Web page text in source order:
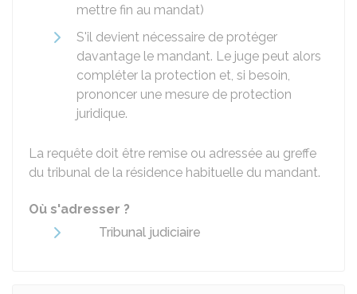
mettre fin au mandat)
S'il devient nécessaire de protéger
davantage le mandant. Le juge peut alors
compléter la protection et, si besoin,
prononcer une mesure de protection
juridique.
La requête doit être remise ou adressée au greffe
du tribunal de la résidence habituelle du mandant.
Où s'adresser ?
Tribunal judiciaire